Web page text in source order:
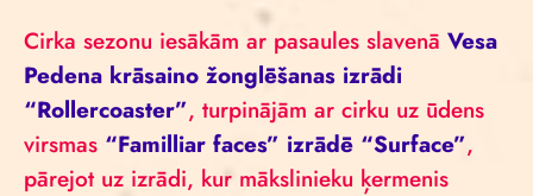
Cirka sezonu iesākām ar pasaules slavenā Vesa
Pedena krāsaino žonglēšanas izrādi
“Rollercoaster”, turpinājām ar cirku uz ūdens
virsmas “Familliar faces” izrādē “Surface”,
pārejot uz izrādi, kur mākslinieku ķermenis